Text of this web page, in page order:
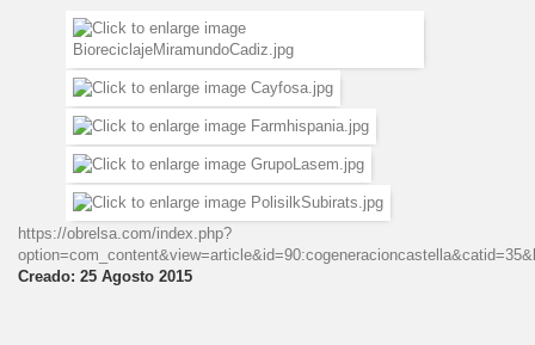
https://obrelsa.com/index.php?
Creado: 25 Agosto 2015